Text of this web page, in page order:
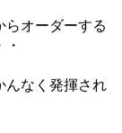
らオーダーする
んなく発揮され